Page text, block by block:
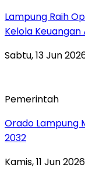
Lampung Raih
Kelola
Sabtu, 13 Jun
Pemerintah
Orado Lampung
2032
Kamis, 11 Jun